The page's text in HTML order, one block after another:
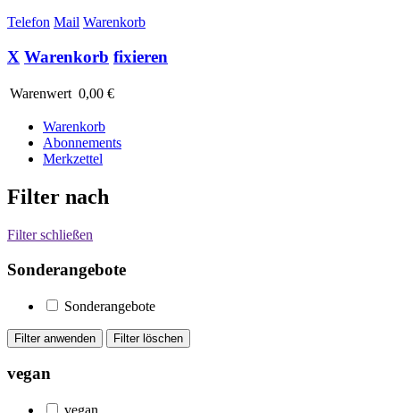
Telefon Mail Warenkorb
X Warenkorb fixieren
Warenwert 0,00 €
Warenkorb
Abonnements
Merkzettel
Filter nach
Filter schließen
Sonderangebote
Sonderangebote
vegan